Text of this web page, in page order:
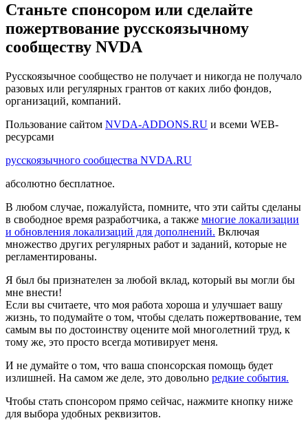
Станьте спонсором или сделайте
пожертвование русскоязычному
сообществу NVDA
Русскоязычное сообщество не получает и никогда не получало
разовых или регулярных грантов от каких либо фондов,
организаций, компаний.
Пользование сайтом NVDA-ADDONS.RU и всеми WEB-
ресурсами
русскоязычного сообщества NVDA.RU
абсолютно бесплатное.
В любом случае, пожалуйста, помните, что эти сайты сделаны
в свободное время разработчика, а также многие локализации
и обновления локализаций для дополнений. Включая
множество других регулярных работ и заданий, которые не
регламентированы.
Я был бы признателен за любой вклад, который вы могли бы
мне внести!
Если вы считаете, что моя работа хороша и улучшает вашу
жизнь, то подумайте о том, чтобы сделать пожертвование, тем
самым вы по достоинству оцените мой многолетний труд, к
тому же, это просто всегда мотивирует меня.
И не думайте о том, что ваша спонсорская помощь будет
излишней. На самом же деле, это довольно редкие события.
Чтобы стать спонсором прямо сейчас, нажмите кнопку ниже
для выбора удобных реквизитов.